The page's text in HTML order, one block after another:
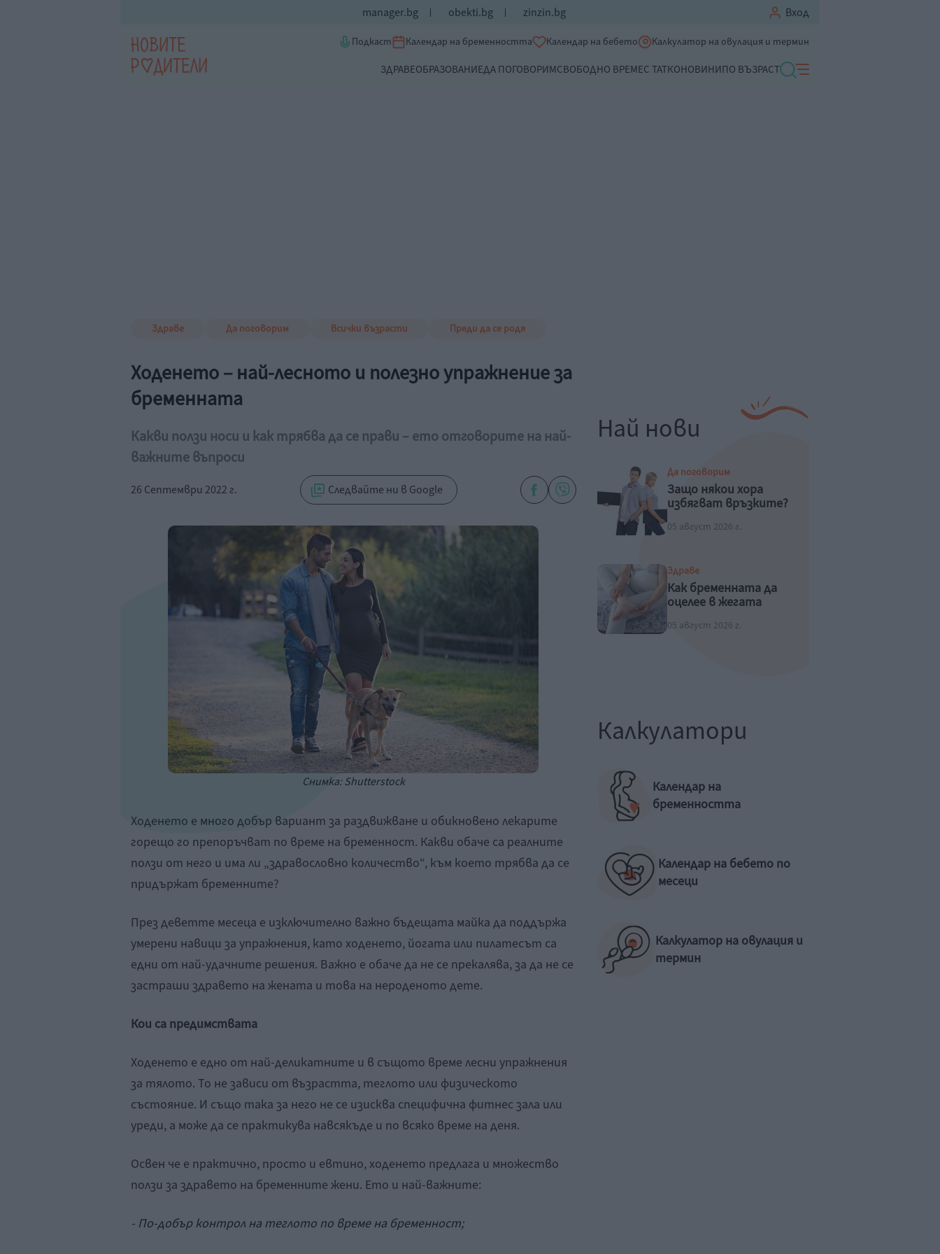
manager.bg obekti.bg zinzin.bg Вход
Подкаст Календар на бременността Календар на бебето Калкулатор на овулация и термин
ЗДРАВЕОБРАЗОВАНИЕДА ПОГОВОРИМСВОБОДНО ВРЕМЕС ТАТКОНОВИНИПО ВЪЗРАСТ
Здраве Да поговорим Всички възрасти Преди да се родя
Ходенето – най-лесното и полезно упражнение за
бременната
Какви ползи носи и как трябва да се прави – ето отговорите на най-
важните въпроси
26 Септември 2022 г. Следвайте ни в Google
Снимка: Shutterstock
Ходенето е много добър вариант за раздвижване и обикновено лекарите
горещо го препоръчват по време на бременност. Какви обаче са реалните
ползи от него и има ли „здравословно количество“, към което трябва да се
придържат бременните?
През деветте месеца е изключително важно бъдещата майка да поддържа
умерени навици за упражнения, като ходенето, йогата или пилатесът са
едни от най-удачните решения. Важно е обаче да не се прекалява, за да не се
застраши здравето на жената и това на нероденото дете.
Кои са предимствата
Ходенето е едно от най-деликатните и в същото време лесни упражнения
за тялото. То не зависи от възрастта, теглото или физическото
състояние. И също така за него не се изисква специфична фитнес зала или
уреди, а може да се практикува навсякъде и по всяко време на деня.
Освен че е практично, просто и евтино, ходенето предлага и множество
ползи за здравето на бременните жени. Ето и най-важните:
- По-добър контрол на теглото по време на бременност;
Най нови
Да поговорим
Защо някои хора
избягват връзките?
05 август 2026 г.
Здраве
Как бременната да
оцелее в жегата
05 август 2026 г.
Калкулатори
Календар на
бременността
Календар на бебето по
месеци
Калкулатор на овулация и
термин